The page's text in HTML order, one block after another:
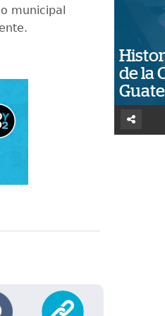
municipal
de la